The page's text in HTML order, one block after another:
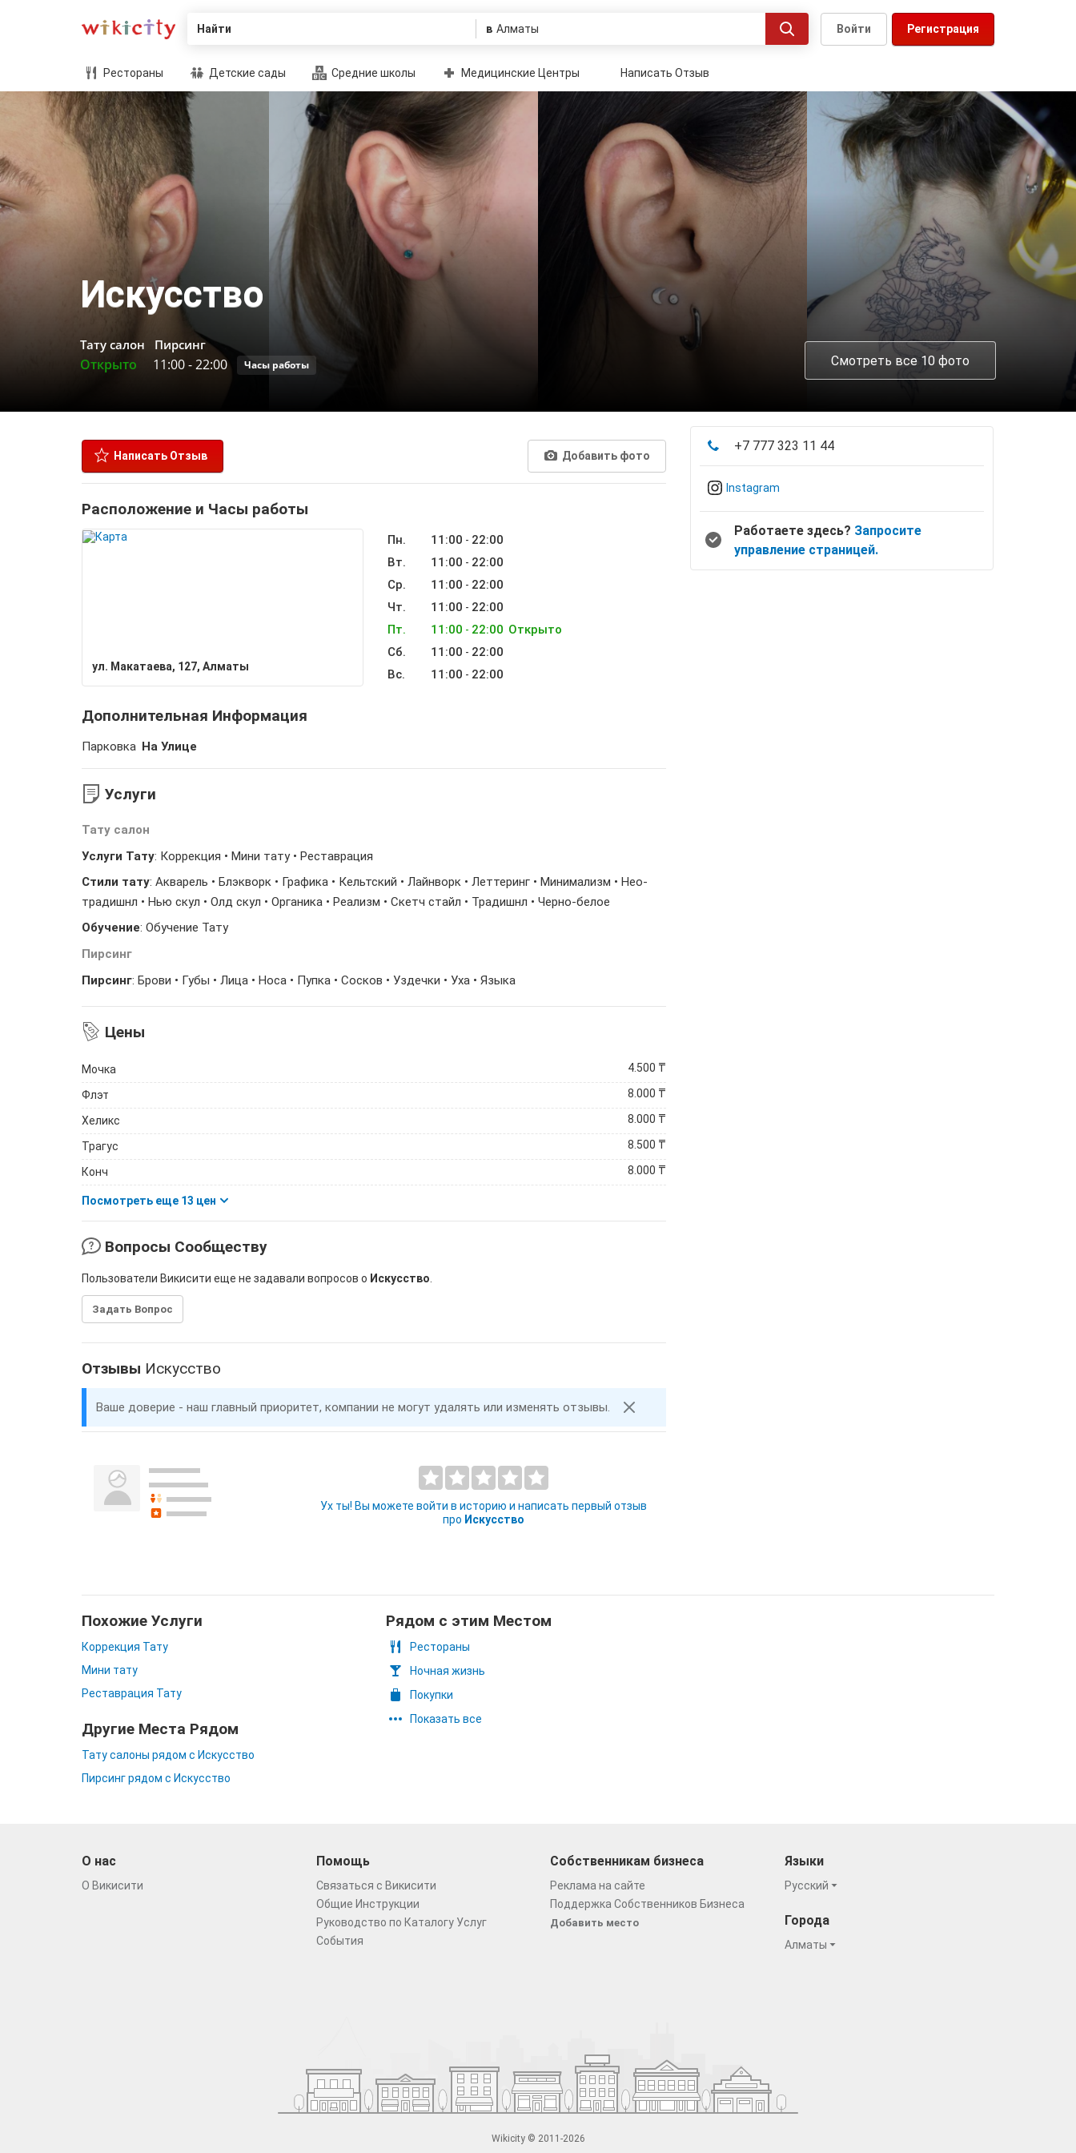
Найти в Регистрация
Войти
Рестораны Детские сады Средние школы Медицинские Центры Написать Отзыв
Искусство
Тату салон Пирсинг
Открыто 11:00-22:00 Часы работы Смотреть все 10 фото
Написать Отзыв Добавить фото
Расположение и Часы работы
​ул. Макатаева, 127, Алматы
Пн. 11:00 - 22:00
Вт.
11:00 - 22:00
Ср.
11:00 - 22:00
Чт.
11:00 - 22:00
Пт.
11:00 - 22:00 Открыто
Сб.
11:00 - 22:00
Вс.
11:00 - 22:00
Дополнительная Информация
Парковка На Улице
Услуги
Тату салон
Услуги Тату: Коррекция • Мини тату • Реставрация
Стили тату: Акварель • Блэкворк • Графика • Кельтский • Лайнворк • Леттеринг • Минимализм • Нео-
традишнл • Нью скул • Олд скул • Органика • Реализм • Скетч стайл • Традишнл • Черно-белое
Обучение: Обучение Тату
Пирсинг
Пирсинг: Брови • Губы • Лица • Носа • Пупка • Сосков • Уздечки • Уха • Языка
Цены
Мочка 4.500 ₸
Флэт 8.000 ₸
Хеликс 8.000 ₸
Трагус 8.500 ₸
Конч 8.000 ₸
Посмотреть еще 13 цен
Вопросы Сообществу
Пользователи Викисити еще не задавали вопросов о Искусство.
Задать Вопрос
Отзывы Искусство
Ваше доверие - наш главный приоритет, компании не могут удалять или изменять отзывы.
Ух ты! Вы можете войти в историю и написать первый отзыв
про Искусство
+7 777 323 11 44
Instagram
Работаете здесь? Запросите
управление страницей.
Похожие Услуги
Коррекция Тату
Мини тату
Реставрация Тату
Другие Места Рядом
Тату салоны рядом с Искусство
Пирсинг рядом с Искусство
Рядом с этим Местом
Рестораны
Ночная жизнь
Покупки
Показать все
О нас
О Викисити
Помощь
Связаться с Викисити
Общие Инструкции
Руководство по Каталогу Услуг
События
Собственникам бизнеса
Реклама на сайте
Поддержка Собственников Бизнеса
Добавить место
Языки
Русский
Города
Алматы
Wikicity © 2011-2026